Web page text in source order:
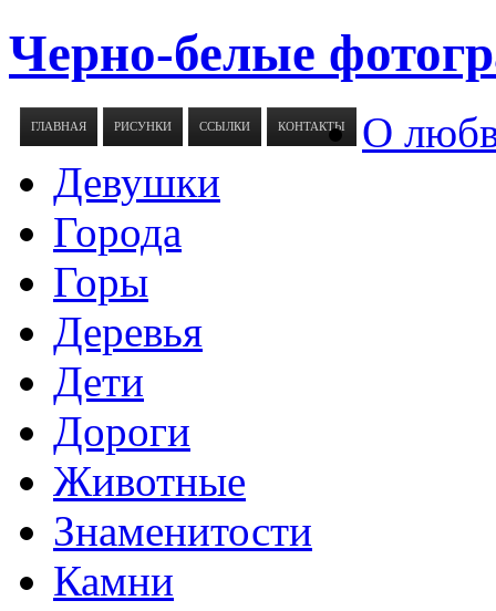
Черно-белые
ГЛАВНАЯ РИСУНКИ ССЫЛКИ КОНТАКТЫ
О
Девушки
Города
Горы
Деревья
Дети
Дороги
Животные
Знаменитости
Камни